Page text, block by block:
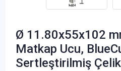
Ø 11.80x55x102
Matkap Ucu,
Sertleştirilmiş Çelik